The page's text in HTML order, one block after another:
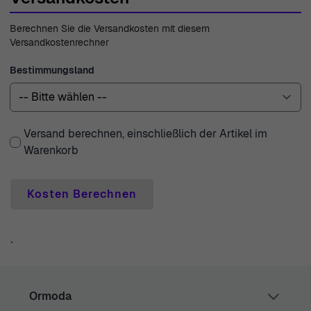
für Ihre Investition gibt. Unser Expertenteam für
Kundenservice steht Ihnen jederzeit zur Verfügung, um
alle Fragen oder Anliegen zu beantworten. Mit über 45
Jahren Erfahrung seit 1976 können Sie Ormoda vertrauen,
außergewöhnliche Qualität und Service mit jedem Kauf
zu liefern.
Berechnen Sie die Versandkosten mit diesem
Versandkostenrechner
Bestimmungsland
Versand berechnen, einschließlich der Artikel im
Warenkorb
Kosten Berechnen
`
Ormoda